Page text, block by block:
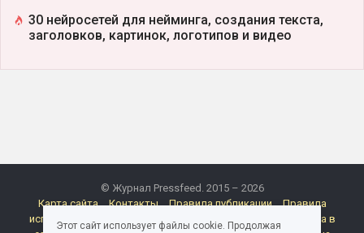
30 нейросетей для нейминга, создания текста,
заголовков, картинок, логотипов и видео
© Журнал Pressfeed. 2015 – 2026
Карта сайта
Контакты Правила публикации
Правила
использования материалов Pressfeed.Журнала
Политика в
Этот сайт использует файлы cookie. Продолжая